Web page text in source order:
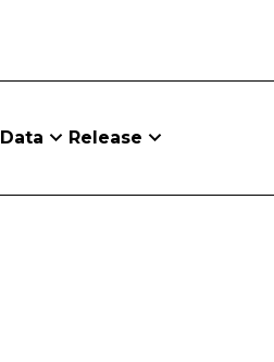
Data Release